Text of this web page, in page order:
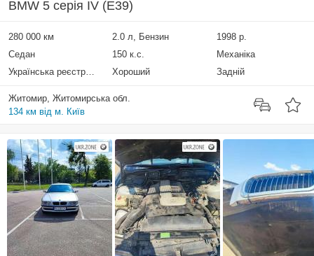
BMW 5 серія IV (E39)
280 000 км 2.0 л, Бензин
1998 р.
Седан
150 к.с.
Механіка
Українська реєстрація
Хороший Задній
Житомир, Житомирська обл.
134 км від м. Київ